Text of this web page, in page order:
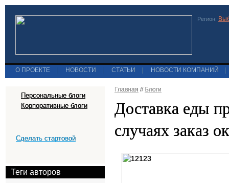
Регион:
О ПРОЕКТЕ НОВОСТИ СТАТЬИ НОВОСТИ КОМПАНИЙ
Персональные блоги
Корпоративные блоги
Сделать стартовой
Теги авторов
Главная // Блоги
Доставка еды
случаях заказ